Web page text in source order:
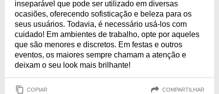
inseparável que pode ser utilizado em diversas
ocasiões, oferecendo sofisticação e beleza para os
seus usuários. Todavia, é necessário usá-los com
cuidado! Em ambientes de trabalho, opte por aqueles
que são menores e discretos. Em festas e outros
eventos, os maiores sempre chamam a atenção e
deixam o seu look mais brilhante!
COPIAR COMPARTILHAR